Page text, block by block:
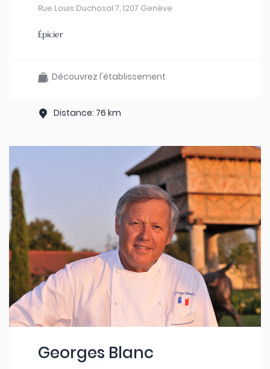
Rue Louis Duchosal 7, 1207 Genève
Épicier
Découvrez l'établissement
Distance: 76 km
Georges Blanc